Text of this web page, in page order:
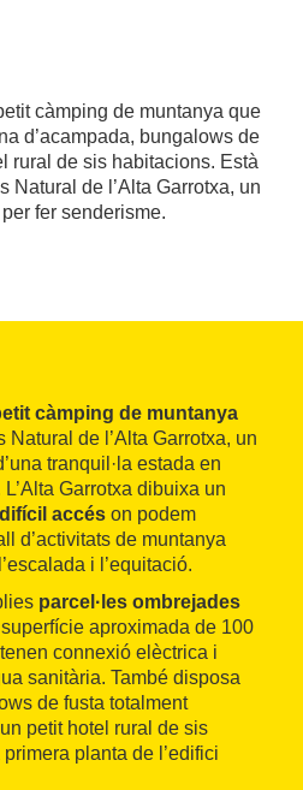
càmping de muntanya que
d’acampada, bungalows de
rural de sis habitacions. Està
Natural de l’Alta Garrotxa, un
fer senderisme.
càmping de muntanya
Natural de l’Alta Garrotxa, un
tranquil·la estada en
Garrotxa dibuixa un
accés on podem
d’activitats de muntanya
i l’equitació.
parcel·les ombrejades
aproximada de 100
connexió elèctrica i
sanitària. També disposa
de fusta totalment
petit hotel rural de sis
planta de l’edifici